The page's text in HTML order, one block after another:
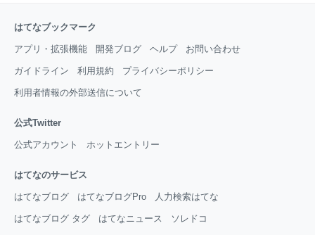
はてなブックマーク
アプリ・拡張機能 開発ブログ ヘルプ お問い合わせ
ガイドライン 利用規約 プライバシーポリシー
利用者情報の外部送信について
公式Twitter
公式アカウント ホットエントリー
はてなのサービス
はてなブログ はてなブログPro 人力検索はてな
はてなブログ タグ はてなニュース ソレドコ